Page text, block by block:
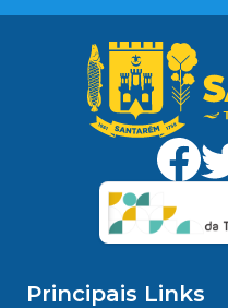
Principais Links